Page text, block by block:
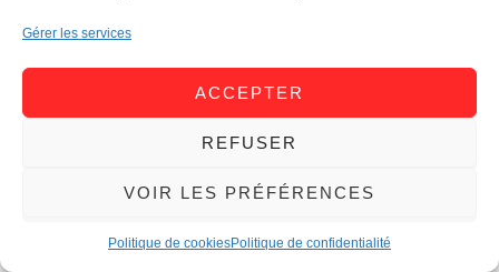
Gérer les services
ACCEPTER
REFUSER
VOIR LES PRÉFÉRENCES
Politique de cookiesPolitique de confidentialité